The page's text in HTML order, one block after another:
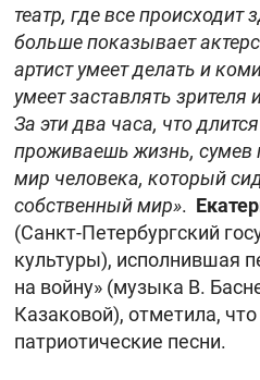
театр, где все происходит
больше показывает
артист умеет делать и
умеет заставлять зрителя
За эти два часа, что
проживаешь жизнь, сумев
мир человека, который
собственный мир».
(Санкт-Петербургский
культуры), исполнившая
на войну» (музыка В.
Казаковой), отметила,
патриотические песни.